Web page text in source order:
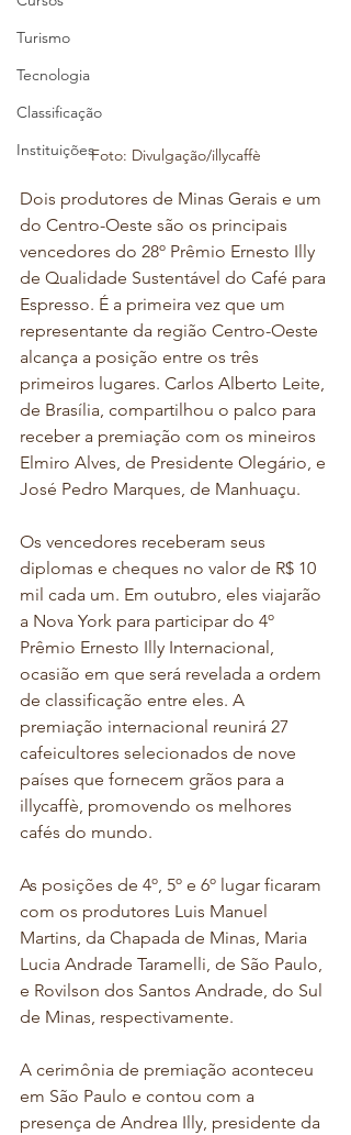
Turismo
Tecnologia
Classificação
InstituiçõesFoto: Divulgação/illycaffè
Dois produtores de Minas Gerais e um
do Centro-Oeste são os principais
vencedores do 28º Prêmio Ernesto Illy
de Qualidade Sustentável do Café para
Espresso. É a primeira vez que um
representante da região Centro-Oeste
alcança a posição entre os três
primeiros lugares. Carlos Alberto Leite,
de Brasília, compartilhou o palco para
receber a premiação com os mineiros
Elmiro Alves, de Presidente Olegário, e
José Pedro Marques, de Manhuaçu.
Os vencedores receberam seus
diplomas e cheques no valor de R$ 10
mil cada um. Em outubro, eles viajarão
a Nova York para participar do 4º
Prêmio Ernesto Illy Internacional,
ocasião em que será revelada a ordem
de classificação entre eles. A
premiação internacional reunirá 27
cafeicultores selecionados de nove
países que fornecem grãos para a
illycaffè, promovendo os melhores
cafés do mundo.
As posições de 4º, 5º e 6º lugar ficaram
com os produtores Luis Manuel
Martins, da Chapada de Minas, Maria
Lucia Andrade Taramelli, de São Paulo,
e Rovilson dos Santos Andrade, do Sul
de Minas, respectivamente.
A cerimônia de premiação aconteceu
em São Paulo e contou com a
presença de Andrea Illy, presidente da